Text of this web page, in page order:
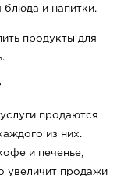
блюда и напитки.
продукты для
продаются
из них.
и печенье,
увеличит продажи